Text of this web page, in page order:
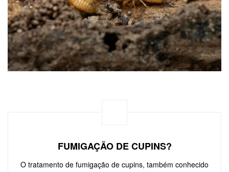
FUMIGAÇÃO DE CUPINS?
O tratamento de fumigação de cupins, também conhecido